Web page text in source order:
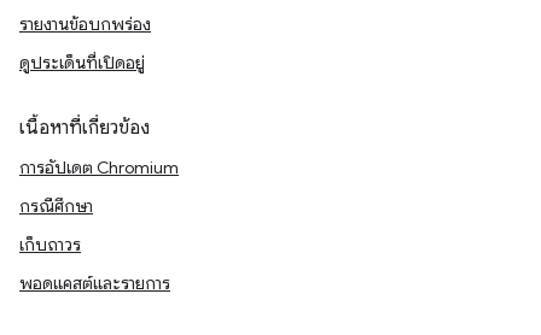
รายงานข้อบกพร่อง
ดูประเด็นที่เปิดอยู่
เนื้อหาที่เกี่ยวข้อง
การอัปเดต Chromium
กรณีศึกษา
เก็บถาวร
พอดแคสต์และรายการ